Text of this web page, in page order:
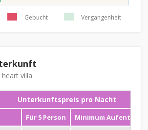
Gebucht Vergangenheit
heart villa
Unterkunftspreis pro Nacht
Für 5 Person
Minimum Aufenthalt